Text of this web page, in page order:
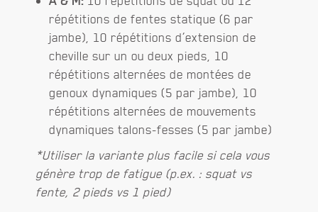
répétitions de fentes statique (6 par
jambe), 10 répétitions d’extension de
cheville sur un ou deux pieds, 10
répétitions alternées de montées de
genoux dynamiques (5 par jambe), 10
répétitions alternées de mouvements
dynamiques talons-fesses (5 par jambe)
*Utiliser la variante plus facile si cela vous
génère trop de fatigue (p.ex. : squat vs
fente, 2 pieds vs 1 pied)